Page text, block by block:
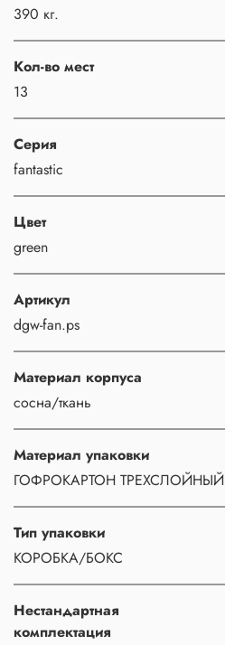
390 кг.
Кол-во мест
13
Серия
fantastic
Цвет
green
Артикул
dgw-fan.ps
Материал корпуса
сосна/ткань
Материал упаковки
ГОФРОКАРТОН ТРЕХСЛОЙНЫЙ
Тип упаковки
КОРОБКА/БОКС
Нестандартная
комплектация